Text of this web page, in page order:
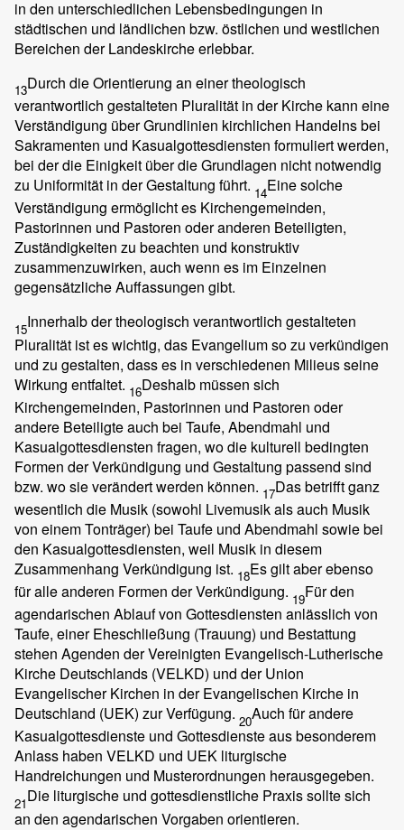
in den unterschiedlichen Lebensbedingungen in
städtischen und ländlichen bzw. östlichen und westlichen
Bereichen der Landeskirche erlebbar.
13Durch die Orientierung an einer theologisch
verantwortlich gestalteten Pluralität in der Kirche kann eine
Verständigung über Grundlinien kirchlichen Handelns bei
Sakramenten und Kasualgottesdiensten formuliert werden,
bei der die Einigkeit über die Grundlagen nicht notwendig
zu Uniformität in der Gestaltung führt. 14Eine solche
Verständigung ermöglicht es Kirchengemeinden,
Pastorinnen und Pastoren oder anderen Beteiligten,
Zuständigkeiten zu beachten und konstruktiv
zusammenzuwirken, auch wenn es im Einzelnen
gegensätzliche Auffassungen gibt.
15Innerhalb der theologisch verantwortlich gestalteten
Pluralität ist es wichtig, das Evangelium so zu verkündigen
und zu gestalten, dass es in verschiedenen Milieus seine
Wirkung entfaltet. 16Deshalb müssen sich
Kirchengemeinden, Pastorinnen und Pastoren oder
andere Beteiligte auch bei Taufe, Abendmahl und
Kasualgottesdiensten fragen, wo die kulturell bedingten
Formen der Verkündigung und Gestaltung passend sind
bzw. wo sie verändert werden können. 17Das betrifft ganz
wesentlich die Musik (sowohl Livemusik als auch Musik
von einem Tonträger) bei Taufe und Abendmahl sowie bei
den Kasualgottesdiensten, weil Musik in diesem
Zusammenhang Verkündigung ist. 18Es gilt aber ebenso
für alle anderen Formen der Verkündigung. 19Für den
agendarischen Ablauf von Gottesdiensten anlässlich von
Taufe, einer Eheschließung (Trauung) und Bestattung
stehen Agenden der Vereinigten Evangelisch-Lutherische
Kirche Deutschlands (VELKD) und der Union
Evangelischer Kirchen in der Evangelischen Kirche in
Deutschland (UEK) zur Verfügung. 20Auch für andere
Kasualgottesdienste und Gottesdienste aus besonderem
Anlass haben VELKD und UEK liturgische
Handreichungen und Musterordnungen herausgegeben.
21Die liturgische und gottesdienstliche Praxis sollte sich
an den agendarischen Vorgaben orientieren.